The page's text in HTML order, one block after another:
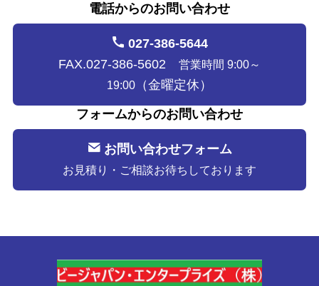
電話からのお問い合わせ
027-386-5644
FAX.027-386-5602 営業時間 9:00～
19:00 （金曜定休）
フォームからのお問い合わせ
お問い合わせフォーム
お見積り・ご相談お待ちしております